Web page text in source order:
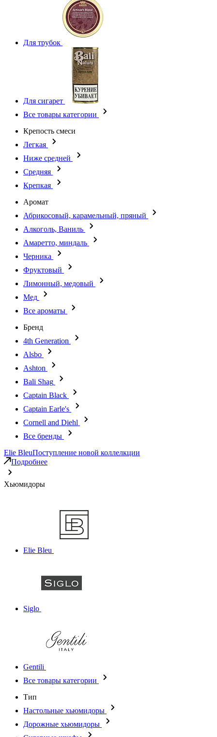
Для трубок
Для сигарет
Все товары категории
Крепость смеси
Легкая
Ниже средней
Средняя
Крепкая
Аромат
Абрикосовый, карамельный, пряный
Алкоголь, Ваниль
Амаретто, миндаль
Черника
Фруктовый
Лимонный, медовый
Мед
Все ароматы
Бренд
4th Generation
Alsbo
Ashton
Bali Shag
Captain Black
Captain Earle's
Cornell and Diehl
Все бренды
Elie BleuПоступление новой коллелкции
Подробнее
Хьюмидоры
Elie Bleu
Siglo
Gentili
Все товары категории
Тип
Настольные хьюмидоры
Дорожные хьюмидоры